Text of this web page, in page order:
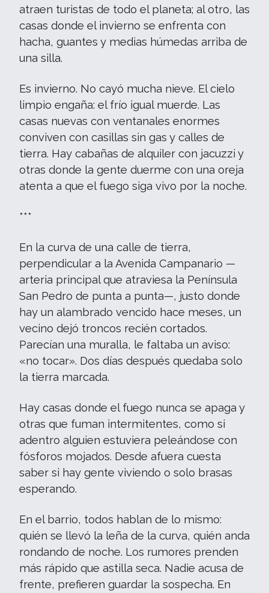
atraen turistas de todo el planeta; al otro, las
casas donde el invierno se enfrenta con
hacha, guantes y medias húmedas arriba de
una silla.
Es invierno. No cayó mucha nieve. El cielo
limpio engaña: el frío igual muerde. Las
casas nuevas con ventanales enormes
conviven con casillas sin gas y calles de
tierra. Hay cabañas de alquiler con jacuzzi y
otras donde la gente duerme con una oreja
atenta a que el fuego siga vivo por la noche.
***
En la curva de una calle de tierra,
perpendicular a la Avenida Campanario —
arteria principal que atraviesa la Península
San Pedro de punta a punta—, justo donde
hay un alambrado vencido hace meses, un
vecino dejó troncos recién cortados.
Parecían una muralla, le faltaba un aviso:
«no tocar». Dos días después quedaba solo
la tierra marcada.
Hay casas donde el fuego nunca se apaga y
otras que fuman intermitentes, como si
adentro alguien estuviera peleándose con
fósforos mojados. Desde afuera cuesta
saber si hay gente viviendo o solo brasas
esperando.
En el barrio, todos hablan de lo mismo:
quién se llevó la leña de la curva, quién anda
rondando de noche. Los rumores prenden
más rápido que astilla seca. Nadie acusa de
frente, prefieren guardar la sospecha. En